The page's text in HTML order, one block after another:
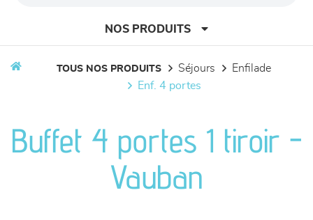
NOS PRODUITS
séjours
meubles de complément
TOUS NOS PRODUITS séjours
enfilade
enf. 4 portes
Buffet 4 portes 1 tiroir -
Vauban